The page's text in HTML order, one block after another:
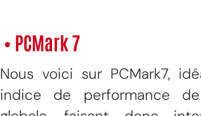
• PCMark 7
Nous voici sur PCMark7,
indice de performance